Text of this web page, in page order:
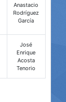
Anastacio
Rodríguez
García
José
Enrique
Acosta
Tenorio